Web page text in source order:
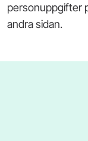
personuppgifter
andra sidan.